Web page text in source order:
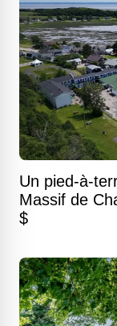
Un pied-à-
Massif de
$